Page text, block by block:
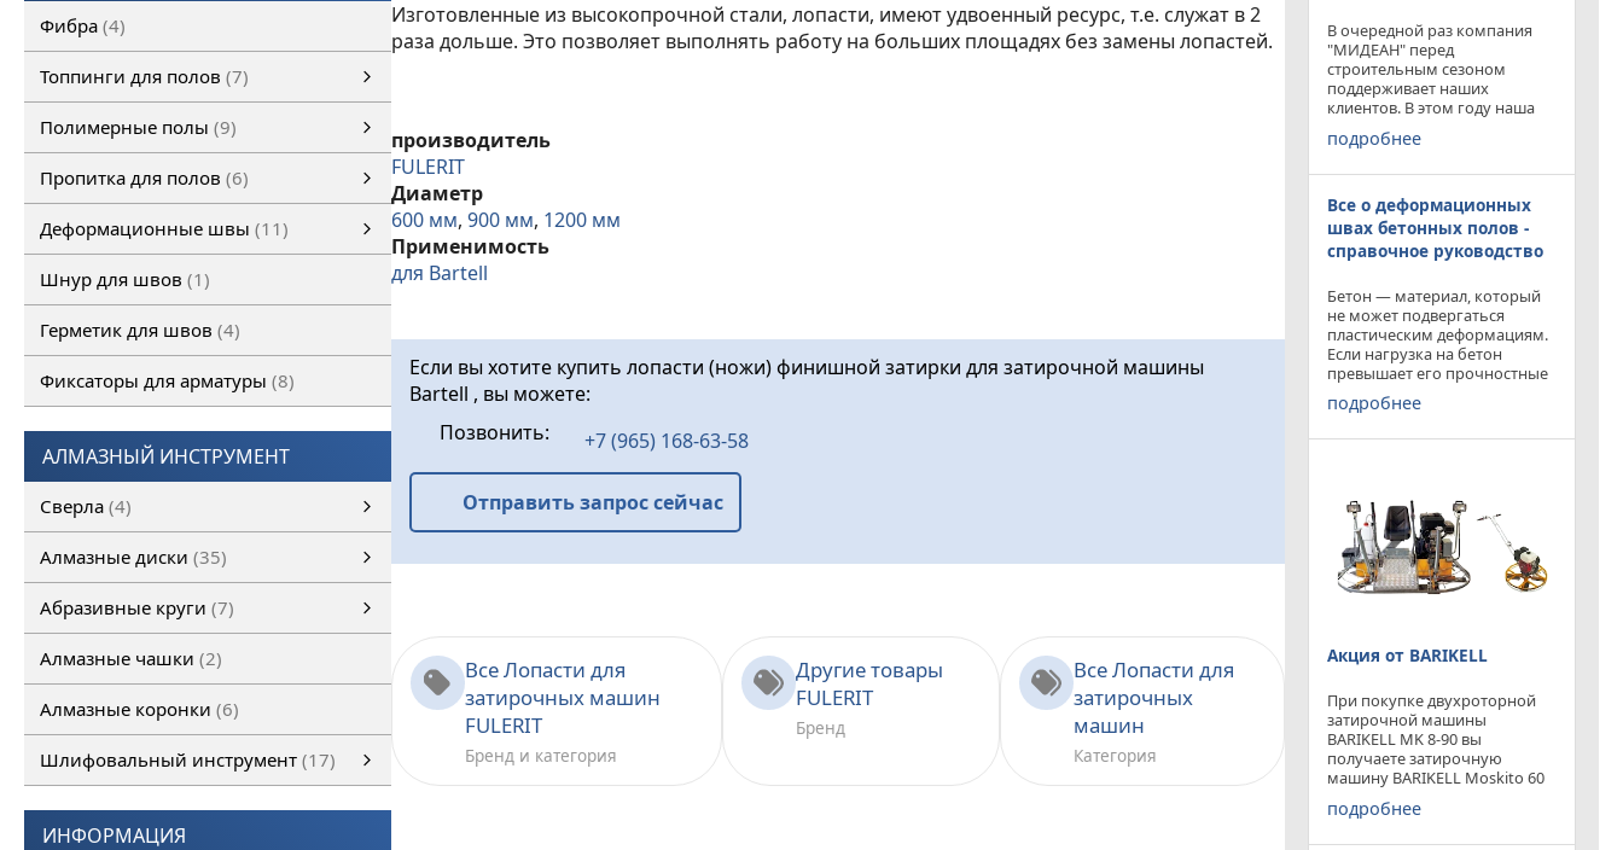
Фибра 4
Топпинги для полов 7
Полимерные полы 9
Пропитка для полов 6
Деформационные швы 11
Шнур для швов 1
Герметик для швов 4
Фиксаторы для арматуры 8
АЛМАЗНЫЙ ИНСТРУМЕНТ
Сверла 4
Алмазные диски 35
Абразивные круги 7
Алмазные чашки 2
Алмазные коронки 6
Шлифовальный инструмент 17
ИНФОРМАЦИЯ
Изготовленные из высокопрочной стали, лопасти, имеют удвоенный ресурс, т.е. служат в 2
раза дольше. Это позволяет выполнять работу на больших площадях без замены лопастей.
производитель
FULERIT
Диаметр
600 мм, 900 мм, 1200 мм
Применимость
для Bartell
Если вы хотите купить лопасти (ножи) финишной затирки для затирочной машины
Bartell , вы можете:
Позвонить:
+7 (965) 168-63-58
Отправить запрос сейчас
Все Лопасти для
затирочных машин
FULERIT
Бренд и категория
Другие товары
FULERIT
Бренд
Все Лопасти для
затирочных
машин
Категория
В очередной раз компания
"МИДЕАН" перед
строительным сезоном
поддерживает наших
клиентов. В этом году наша
компания предлагает
приобрести двухроторную
площадью затирки 2540 мм
по цене двухроторной
подробнее
Все о деформационных
швах бетонных полов -
справочное руководство
Бетон — материал, который
не может подвергаться
пластическим деформациям.
Если нагрузка на бетон
превышает его прочностные
характеристики, то он
попросту растрескивается.
подробнее
Акция от BARIKELL
При покупке двухроторной
затирочной машины
BARIKELL MK 8-90 вы
получаете затирочную
машину BARIKELL Moskito 60
абсолютно бесплатно
подробнее